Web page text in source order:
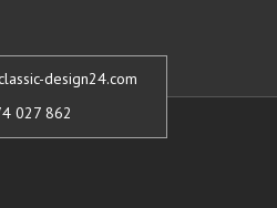
design24.com
027 862